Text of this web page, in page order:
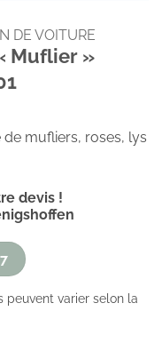
DE VOITURE
Muflier »
mufliers, roses, lys
devis !
peuvent varier selon la